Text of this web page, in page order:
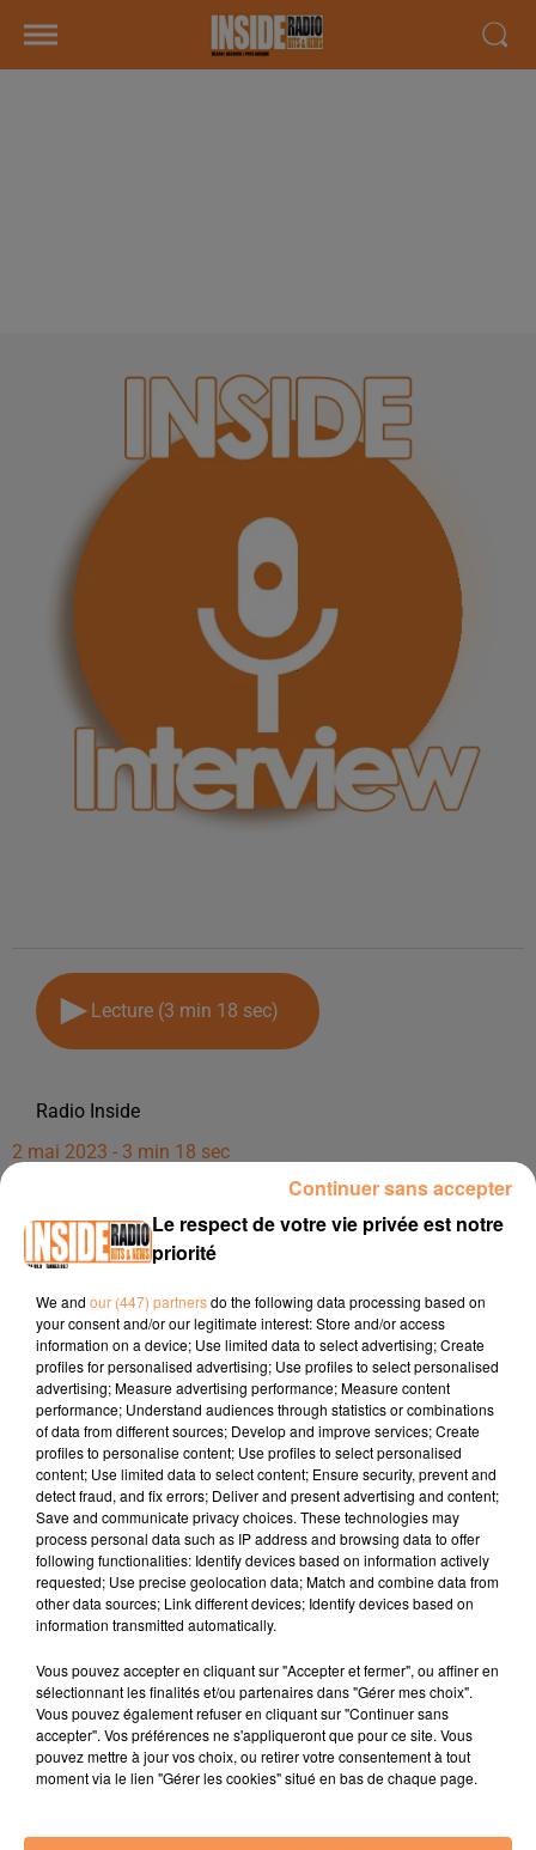
Lecture (3 min 18 sec)
Radio Inside
2 mai 2023 - 3 min 18 sec
INTERVIEW DE CAROLE ET DAMIEN "GOLF BLUE GREEN PAU
ARTIGUELOUVE" À ARTIGUELOUVE, SUR RADIO INSIDE
Site internet : https://bluegreen.fr/pau/
Pour s'inscire aux inititations gratuites :
https://bluegreen.fr/pau/initiation/
Page Facebook :
https://www.facebook.com/bluegreenartiguelouve
Instagram :
https://www.instagram.com/golfbluegreen_pau/
TITRES DIFFUSÉS
Le respect de votre vie privée est notre
priorité
We and our (447) partnersdo the following data processing based on
your consent and/or our legitimate interest: Store and/or access
information on a device; Use limited data to select advertising; Create
profiles for personalised advertising; Use profiles to select personalised
advertising; Measure advertising performance; Measure content
performance; Understand audiences through statistics or combinations
of data from different sources; Develop and improve services; Create
profiles to personalise content; Use profiles to select personalised
content; Use limited data to select content; Ensure security, prevent and
detect fraud, and fix errors; Deliver and present advertising and content;
Save and communicate privacy choices. These technologies may
process personal data such as IP address and browsing data to offer
following functionalities: Identify devices based on information actively
requested; Use precise geolocation data; Match and combine data from
other data sources; Link different devices; Identify devices based on
information transmitted automatically.
Vous pouvez accepter en cliquant sur "Accepter et fermer", ou affiner en
sélectionnant les finalités et/ou partenaires dans "Gérer mes choix".
Vous pouvez également refuser en cliquant sur "Continuer sans
accepter". Vos préférences ne s'appliqueront que pour ce site. Vous
pouvez mettre à jour vos choix, ou retirer votre consentement à tout
moment via le lien "Gérer les cookies" situé en bas de chaque page.
Continuer sans accepter